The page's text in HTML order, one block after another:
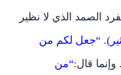
الصمد الذي لا نظير
“جعل لكم من
وإنما قال:“من